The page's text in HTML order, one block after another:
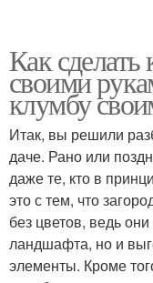
Как
своими
клумбу
Итак, вы решили
даче. Рано или
даже те, кто в
это с тем, что
без цветов, ведь
ландшафта, но и
элементы. Кроме